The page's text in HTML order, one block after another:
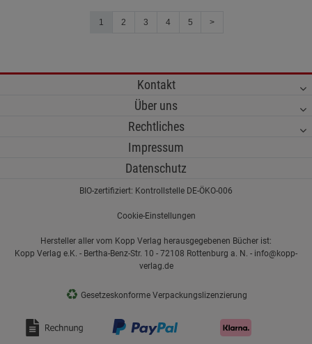
1 2 3 4 5 >
Kontakt
Über uns
Rechtliches
Impressum
Datenschutz
BIO-zertifiziert: Kontrollstelle DE-ÖKO-006
Cookie-Einstellungen
Hersteller aller vom Kopp Verlag herausgegebenen Bücher ist:
Kopp Verlag e.K. - Bertha-Benz-Str. 10 - 72108 Rottenburg a. N. - info@kopp-
verlag.de
♻ Gesetzeskonforme Verpackungslizenzierung